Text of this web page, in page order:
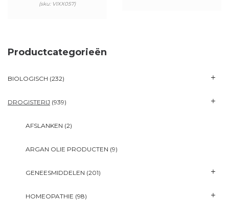
(sku: VIXX057)
Productcategorieën
BIOLOGISCH (232)
DROGISTERIJ (939)
AFSLANKEN (2)
ARGAN OLIE PRODUCTEN (9)
GENEESMIDDELEN (201)
HOMEOPATHIE (98)